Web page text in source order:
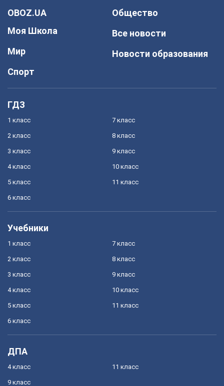
OBOZ.UA
Моя Школа
Мир
Спорт
Общество
Все новости
Новости образования
ГДЗ
1 класс
2 класс
3 класс
4 класс
5 класс
6 класс
7 класс
8 класс
9 класс
10 класс
11 класс
Учебники
1 класс
2 класс
3 класс
4 класс
5 класс
6 класс
7 класс
8 класс
9 класс
10 класс
11 класс
ДПА
4 класс
9 класс
11 класс